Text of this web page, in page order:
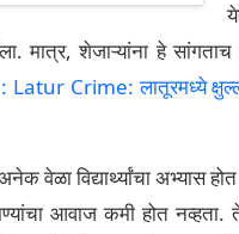
मात्र, शेजाऱ्यांना हे सांगताच
: Latur Crime: लातूरमध्ये
विद्यार्थ्यांचा अभ्यास होत
आवाज कमी होत